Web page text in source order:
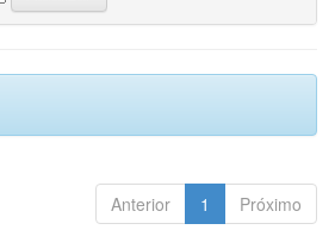
Anterior 1 Próximo